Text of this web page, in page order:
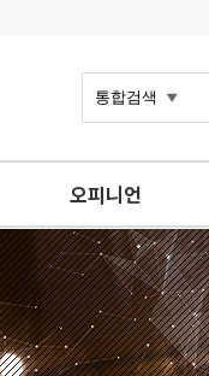
오피니언